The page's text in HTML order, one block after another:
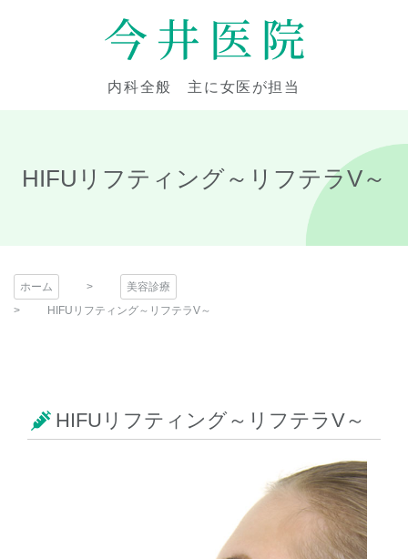
今井医院
内科全般 主に女医が担当
HIFUリフティング～リフテラV～
ホーム
美容診療
HIFUリフティング～リフテラV～
HIFUリフティング～リフテラV～